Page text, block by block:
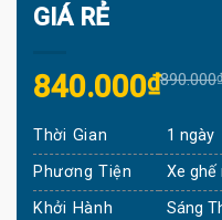
GIÁ RẺ
890.000
Original
was:
890.000₫.
840.000₫
Current
is:
840.000₫.
Thời Gian
1 ngày
Phương Tiện
Xe ghế
Khởi Hành
Sáng